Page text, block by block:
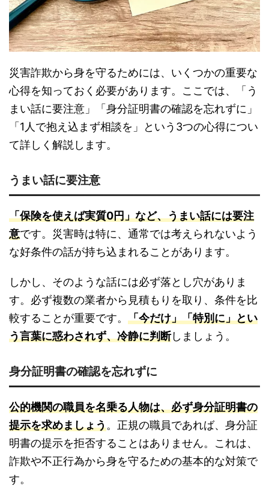
災害詐欺から身を守るためには、いくつかの重要な
心得を知っておく必要があります。ここでは、「う
まい話に要注意」「身分証明書の確認を忘れずに」
「1人で抱え込まず相談を」という3つの心得につい
て詳しく解説します。
うまい話に要注意
「保険を使えば実質0円」など、うまい話には要注
意です。災害時は特に、通常では考えられないよう
な好条件の話が持ち込まれることがあります。
しかし、そのような話には必ず落とし穴がありま
す。必ず複数の業者から見積もりを取り、条件を比
較することが重要です。 「今だけ」「特別に」とい
う言葉に惑わされず、冷静に判断しましょう。
身分証明書の確認を忘れずに
公的機関の職員を名乗る人物は、必ず身分証明書の
提示を求めましょう。正規の職員であれば、身分証
明書の提示を拒否することはありません。これは、
詐欺や不正行為から身を守るための基本的な対策で
す。